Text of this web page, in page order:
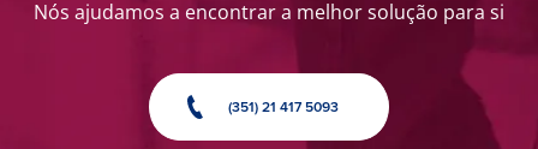
Nós ajudamos a encontrar a melhor solução para si
(351) 21 417 5093